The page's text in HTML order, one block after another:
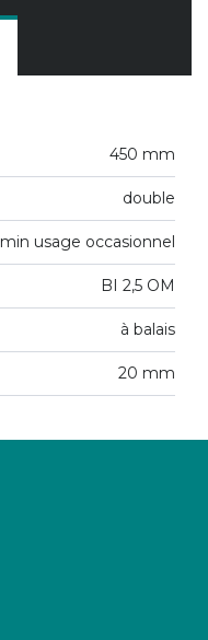
450 mm
double
usage occasionnel
BI 2,5 OM
à balais
20 mm